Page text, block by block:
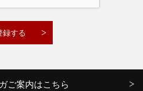
ご案内はこちら